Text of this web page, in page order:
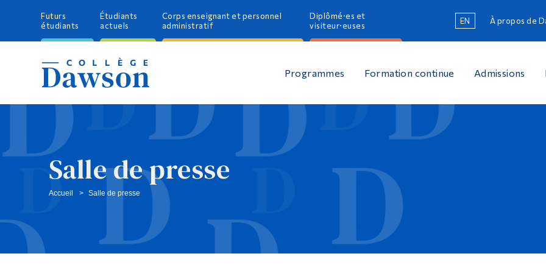
Futurs
étudiants
Étudiants
actuels
Corps enseignant et personnel
administratif
Diplômé·es et
visiteur·euses
EN À propos de
Programmes Formation continue Admissions
Salle de presse
Accueil Salle de presse